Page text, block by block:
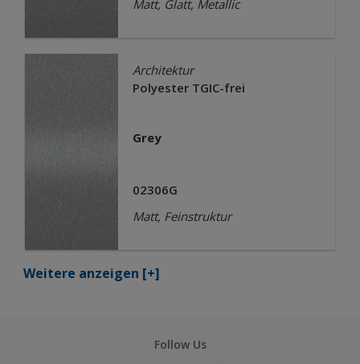
Matt, Glatt, Metallic
Architektur
Polyester TGIC-frei
Grey
02306G
Matt, Feinstruktur
Weitere anzeigen [+]
Follow Us